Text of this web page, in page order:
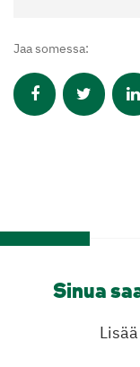
Jaa somessa:
Sinua